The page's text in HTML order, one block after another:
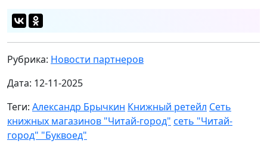
Рубрика: Новости партнеров
Дата: 12-11-2025
Теги: Александр Брычкин Книжный ретейл Сеть
книжных магазинов "Читай-город" сеть "Читай-
город" "Буквоед"